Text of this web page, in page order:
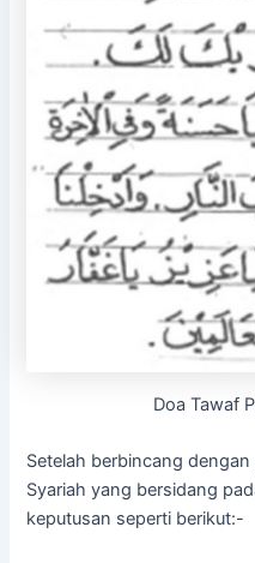
Doa Tawaf
Setelah berbincang
Syariah yang bersidang
keputusan seperti berikut:-